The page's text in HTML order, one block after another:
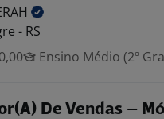
- RS
Ensino Médio (2º
De Vendas –